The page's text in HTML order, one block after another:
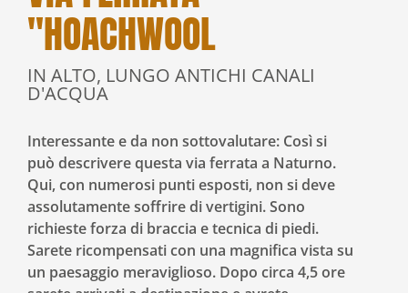
"HOACHWOOL
IN ALTO, LUNGO ANTICHI CANALI
D'ACQUA
Interessante e da non sottovalutare: Così si
può descrivere questa via ferrata a Naturno.
Qui, con numerosi punti esposti, non si deve
assolutamente soffrire di vertigini. Sono
richieste forza di braccia e tecnica di piedi.
Sarete ricompensati con una magnifica vista su
un paesaggio meraviglioso. Dopo circa 4,5 ore